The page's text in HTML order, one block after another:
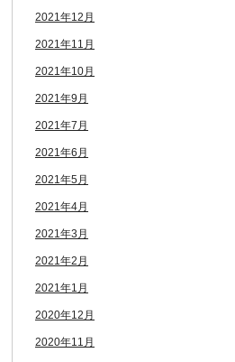
2021年12月
2021年11月
2021年10月
2021年9月
2021年7月
2021年6月
2021年5月
2021年4月
2021年3月
2021年2月
2021年1月
2020年12月
2020年11月